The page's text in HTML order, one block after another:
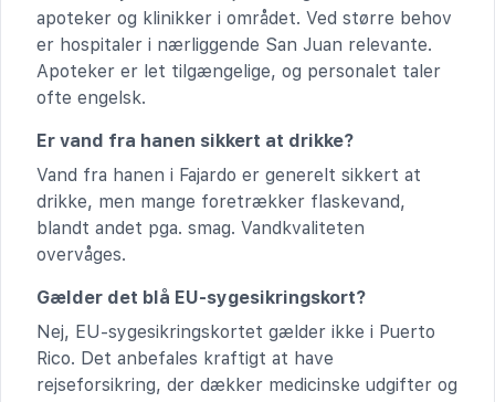
apoteker og klinikker i området. Ved større behov
er hospitaler i nærliggende San Juan relevante.
Apoteker er let tilgængelige, og personalet taler
ofte engelsk.
Er vand fra hanen sikkert at drikke?
Vand fra hanen i Fajardo er generelt sikkert at
drikke, men mange foretrækker flaskevand,
blandt andet pga. smag. Vandkvaliteten
overvåges.
Gælder det blå EU-sygesikringskort?
Nej, EU-sygesikringskortet gælder ikke i Puerto
Rico. Det anbefales kraftigt at have
rejseforsikring, der dækker medicinske udgifter og